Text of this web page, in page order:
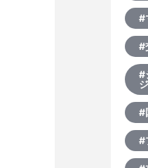
#
#
#
ジ
#
#